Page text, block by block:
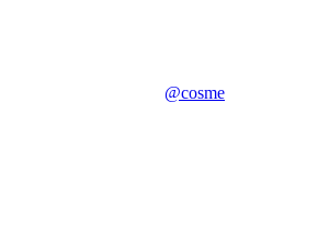
@cosme